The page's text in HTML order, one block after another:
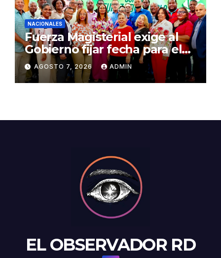
NACIONALES
Fuerza Magisterial exige al
Gobierno fijar fecha para el
pago de la Evaluación del
Desempeño
AGOSTO 7, 2026 ADMIN
EL OBSERVADOR RD